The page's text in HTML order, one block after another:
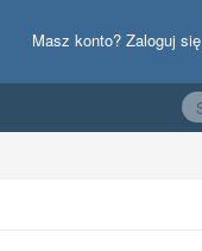
Masz konto? Zaloguj się